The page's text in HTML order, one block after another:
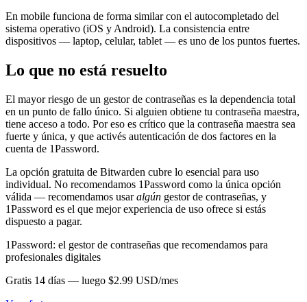
En mobile funciona de forma similar con el autocompletado del
sistema operativo (iOS y Android). La consistencia entre
dispositivos — laptop, celular, tablet — es uno de los puntos fuertes.
Lo que no está resuelto
El mayor riesgo de un gestor de contraseñas es la dependencia total
en un punto de fallo único. Si alguien obtiene tu contraseña maestra,
tiene acceso a todo. Por eso es crítico que la contraseña maestra sea
fuerte y única, y que activés autenticación de dos factores en la
cuenta de 1Password.
La opción gratuita de Bitwarden cubre lo esencial para uso
individual. No recomendamos 1Password como la única opción
válida — recomendamos usaralgún gestor de contraseñas, y
1Password es el que mejor experiencia de uso ofrece si estás
dispuesto a pagar.
1Password: el gestor de contraseñas que recomendamos para
profesionales digitales
Gratis 14 días — luego $2.99 USD/mes